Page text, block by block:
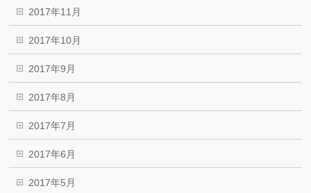
2017年11月
2017年10月
2017年9月
2017年8月
2017年7月
2017年6月
2017年5月